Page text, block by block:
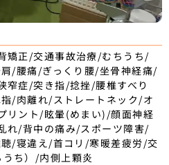
矯正/交通事故治療/むちうち/
/腰痛/ぎっくり腰/坐骨神経痛/
窄症/突き指/捻挫/腰椎すべり
/肉離れ/ストレートネック/オ
リント/眩暈(めまい)/顔面神経
れ/背中の痛み/スポーツ障害/
/寝違え/首コリ/寒暖差疲労/交
ち）/内側上顆炎